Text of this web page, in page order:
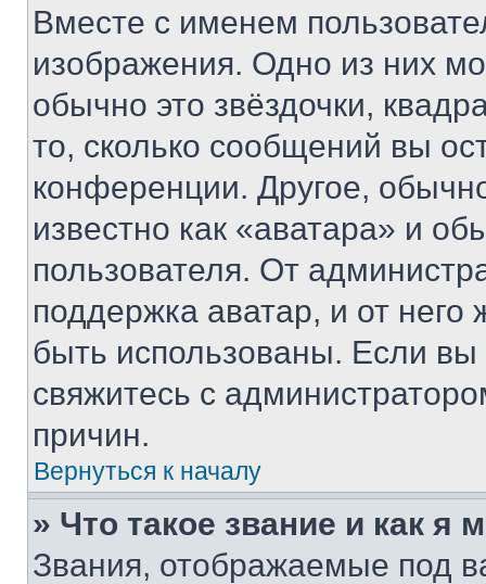
Вместе с именем
изображения. Одно из них
обычно это звёздочки,
то, сколько сообщений вы
конференции. Другое,
известно как «аватара» и
пользователя. От
поддержка аватар, и от него
быть использованы. Если
свяжитесь с
причин.
Вернуться к началу
» Что такое звание и как я
Звания, отображаемые под